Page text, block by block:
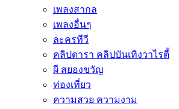
เพลงสากล
เพลงอื่นๆ
ละครทีวี
คลิปดารา คลิปบันเทิงวาไรตี้
ผี สยองขวัญ
ท่องเที่ยว
ความสวย ความงาม